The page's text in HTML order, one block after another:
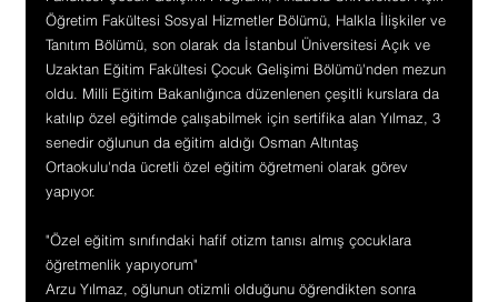
Öğretim Fakültesi Sosyal Hizmetler Bölümü, Halkla İlişkiler ve
Tanıtım Bölümü, son olarak da İstanbul Üniversitesi Açık ve
Uzaktan Eğitim Fakültesi Çocuk Gelişimi Bölümü'nden mezun
oldu. Milli Eğitim Bakanlığınca düzenlenen çeşitli kurslara da
katılıp özel eğitimde çalışabilmek için sertifika alan Yılmaz, 3
senedir oğlunun da eğitim aldığı Osman Altıntaş
Ortaokulu'nda ücretli özel eğitim öğretmeni olarak görev
yapıyor.
"Özel eğitim sınıfındaki hafif otizm tanısı almış çocuklara
öğretmenlik yapıyorum"
Arzu Yılmaz, oğlunun otizmli olduğunu öğrendikten sonra